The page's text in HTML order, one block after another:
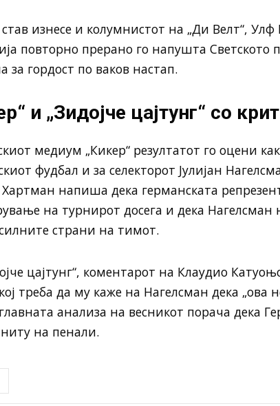
изнесе и колумнистот на „Ди Велт“,
повторно прерано го напушта Светското
за гордост по ваков настап.
и „Зидојче цајтунг“ со
медиум „Кикер“ резултатот го оцени
фудбал и за селекторот Јулијан
напиша дека германската
на турнирот досега и дека Нагелсман
страни на тимот.
цајтунг“, коментарот на Клаудио
треба да му каже на Нагелсман дека „ова
анализа на весникот порача дека
на пенали.